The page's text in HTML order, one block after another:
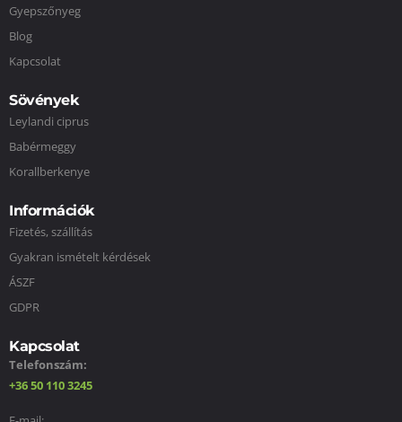
Gyepszőnyeg
Blog
Kapcsolat
Sövények
Leylandi ciprus
Babérmeggy
Korallberkenye
Információk
Fizetés, szállítás
Gyakran ismételt kérdések
ÁSZF
GDPR
Kapcsolat
Telefonszám:
+36 50 110 3245